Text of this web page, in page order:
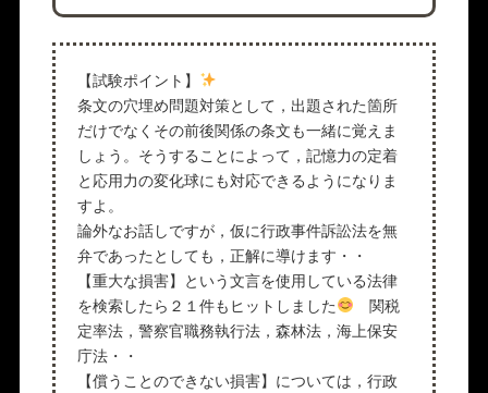
【試験ポイント】
条文の穴埋め問題対策として，出題された箇所
だけでなくその前後関係の条文も一緒に覚えま
しょう。そうすることによって，記憶力の定着
と応用力の変化球にも対応できるようになりま
すよ。
論外なお話しですが，仮に行政事件訴訟法を無
弁であったとしても，正解に導けます・・
【重大な損害】という文言を使用している法律
を検索したら２１件もヒットしました
関税
定率法，警察官職務執行法，森林法，海上保安
庁法・・
【償うことのできない損害】については，行政